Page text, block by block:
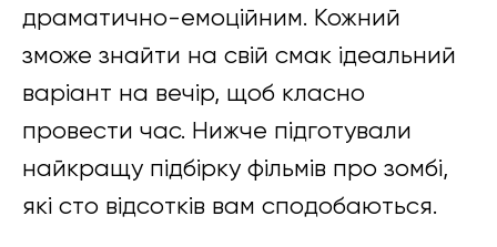
драматично-емоційним. Кожний
зможе знайти на свій смак ідеальний
варіант на вечір, щоб класно
провести час. Нижче підготували
найкращу підбірку фільмів про зомбі,
які сто відсотків вам сподобаються.